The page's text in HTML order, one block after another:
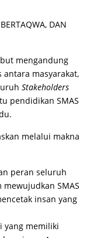
DAN
mengandung
masyarakat,
Stakeholders
pendidikan SMAS
melalui makna
peran seluruh
mewujudkan SMAS
insan yang
yang memiliki